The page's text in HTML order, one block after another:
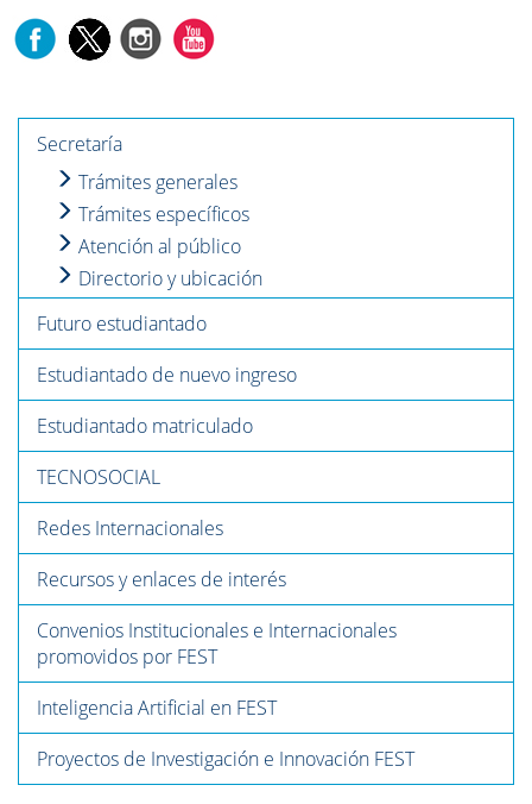
Secretaría
Trámites generales
Trámites específicos
Atención al público
Directorio y ubicación
Futuro estudiantado
Estudiantado de nuevo ingreso
Estudiantado matriculado
TECNOSOCIAL
Redes Internacionales
Recursos y enlaces de interés
Convenios Institucionales e Internacionales
promovidos por FEST
Inteligencia Artificial en FEST
Proyectos de Investigación e Innovación FEST